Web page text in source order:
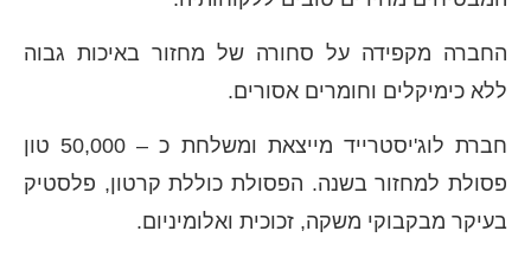
החברה מקפידה על סחורה של מחזור באיכות גבוה
ללא כימיקלים וחומרים אסורים.
חברת לוג'יסטרייד מייצאת ומשלחת כ – 50,000 טון
פסולת למחזור בשנה. הפסולת כוללת קרטון, פלסטיק
בעיקר מבקבוקי משקה, זכוכית ואלומיניום.